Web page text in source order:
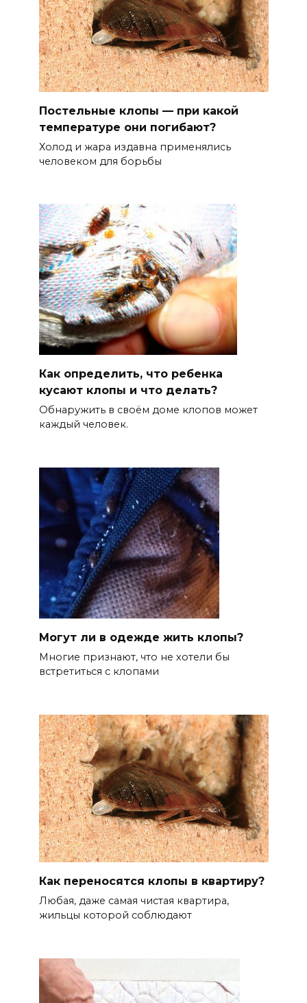
Постельные клопы — при какой
температуре они погибают?
Холод и жара издавна применялись
человеком для борьбы
Как определить, что ребенка
кусают клопы и что делать?
Обнаружить в своём доме клопов может
каждый человек.
Могут ли в одежде жить клопы?
Многие признают, что не хотели бы
встретиться с клопами
Как переносятся клопы в квартиру?
Любая, даже самая чистая квартира,
жильцы которой соблюдают